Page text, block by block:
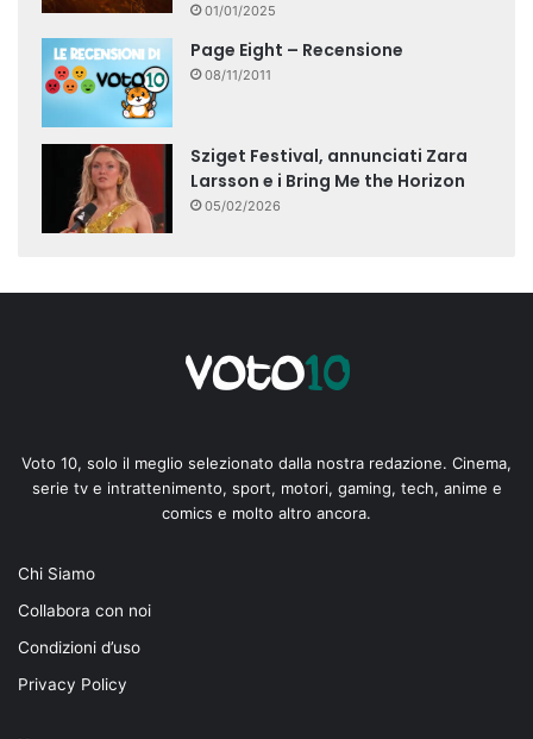
01/01/2025
Page Eight – Recensione
08/11/2011
Sziget Festival, annunciati Zara
Larsson e i Bring Me the Horizon
05/02/2026
Voto 10, solo il meglio selezionato dalla nostra redazione. Cinema,
serie tv e intrattenimento, sport, motori, gaming, tech, anime e
comics e molto altro ancora.
Chi Siamo
Collabora con noi
Condizioni d’uso
Privacy Policy